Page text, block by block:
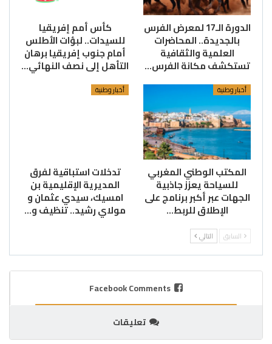
الدورة الـ17 لمعرض الفرس
بالجديدة.. المحاضرات
العلمية والثقافية
تستكشف مكانة الفرس…
كأس أمم إفريقيا
للسيدات.. لبؤات الأطلس
أمام جنوب إفريقيا برهان
التأهل إلى نصف النهائي…
أخبار وطنية
المكتب الوطني المغربي
للسياحة يعزز جاذبية
الجهات عبر أكبر برنامج على
الإطلاق للربط…
أخبار وطنية
تدخلات استباقية لفرق
المديرية الإقليمية بن
امسيك، سيدي عثمان و
مولاي رشيد.. تنظيف و…
السابق التالي
Facebook Comments
تعليقات